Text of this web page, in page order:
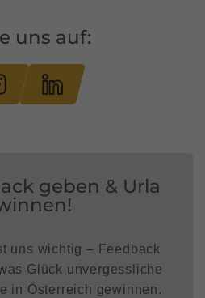
uns auf:
geben & Urla
uns wichtig – Feedback
Glück unvergessliche
in Österreich gewinnen.